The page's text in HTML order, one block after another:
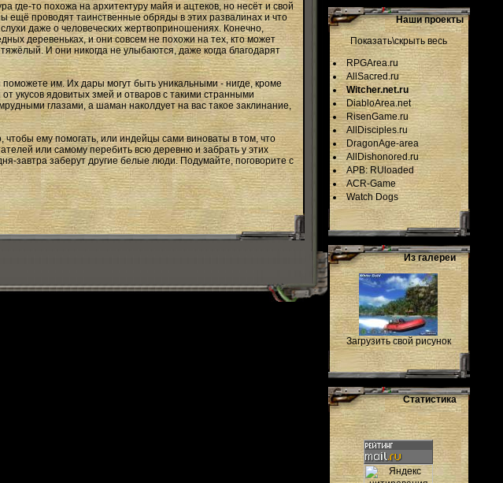
где-то похожа на архитектуру майя и ацтеков, но несёт и свой
ещё проводят таинственные обряды в этих развалинах и что
даже о человеческих жертвоприношениях. Конечно,
деревеньках, и они совсем не похожи на тех, кто может
И они никогда не улыбаются, даже когда благодарят
им. Их дары могут быть уникальными - нигде, кроме
укусов ядовитых змей и отваров с такими странными
глазами, а шаман наколдует на вас такое заклинание,
ему помогать, или индейцы сами виноваты в том, что
или самому перебить всю деревню и забрать у этих
завтра заберут другие белые люди. Подумайте, поговорите с
Наши проекты
Показать\скрыть весь
RPGArea.ru
AllSacred.ru
Witcher.net.ru
DiabloArea.net
RisenGame.ru
AllDisciples.ru
DragonAge-area
AllDishonored.ru
APB: RUloaded
ACR-Game
Watch Dogs
Из галереи
Загрузить свой рисунок
Статистика